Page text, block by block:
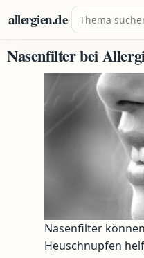
Zum Inhalt springen
allergien.de Suche nach:
Nasenfilter bei
Nasenfilter
Heuschnupfen